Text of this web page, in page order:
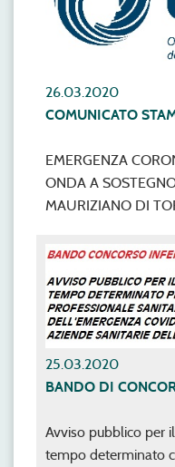
26.03.2020
COMUNICATO
EMERGENZA
ONDA A
MAURIZIANO DI
25.03.2020
BANDO DI
Avviso pubblico per
tempo determinato